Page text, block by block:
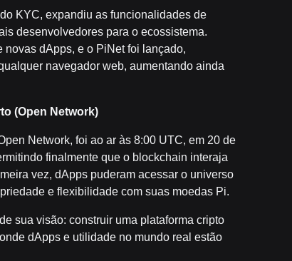
KYC, expandiu as funcionalidades de
desenvolvedores para o ecossistema.
dApps, e o PiNet foi lançado,
navegador web, aumentando ainda
(Open Network)
Network, foi ao ar às 8:00 UTC, em 20 de
finalmente que o blockchain interaja
vez, dApps puderam acessar o universo
e flexibilidade com suas moedas Pi.
sua visão: construir uma plataforma cripto
dApps e utilidade no mundo real estão